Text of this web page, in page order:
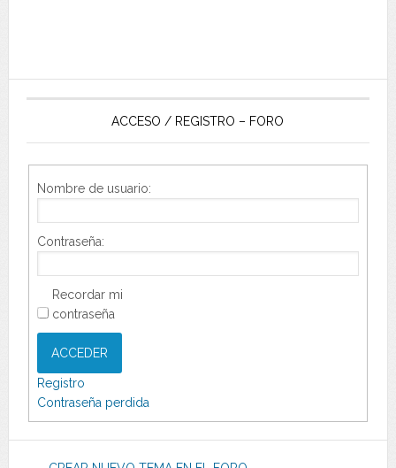
ACCESO / REGISTRO – FORO
Nombre de usuario:
Contraseña:
Recordar mi
contraseña
ACCEDER
Registro
Contraseña perdida